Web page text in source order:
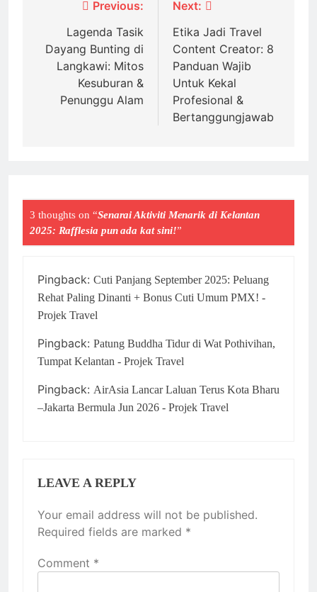
navigation
Previous:
Lagenda Tasik
Dayang Bunting di
Langkawi: Mitos
Kesuburan &
Penunggu Alam
Next:
Etika Jadi Travel
Content Creator: 8
Panduan Wajib
Untuk Kekal
Profesional &
Bertanggungjawab
3 thoughts on “Senarai Aktiviti Menarik di Kelantan
2025: Rafflesia pun ada kat sini!”
Pingback: Cuti Panjang September 2025: Peluang
Rehat Paling Dinanti + Bonus Cuti Umum PMX! -
Projek Travel
Pingback: Patung Buddha Tidur di Wat Pothivihan,
Tumpat Kelantan - Projek Travel
Pingback: AirAsia Lancar Laluan Terus Kota Bharu
–Jakarta Bermula Jun 2026 - Projek Travel
LEAVE A REPLY
Your email address will not be published.
Required fields are marked *
Comment *